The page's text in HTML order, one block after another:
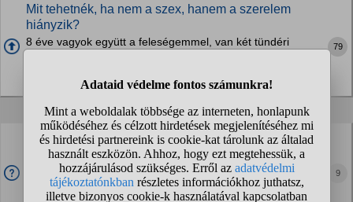
Mit tehetnék, ha nem a szex, hanem a szerelem
hiányzik?
8 éve vagyok együtt a feleségemmel, van két tündéri
érzem, hogy szerelmes lenne belém. És valószínűleg...
79
Ti hogy viszonyulnátok ahhoz, ha a férjeteknek
állandóan hagyma illetve foghagyma szaga lenne?
Tudom egészséges. Férjem tömi magába.A hosszú
házasságunk alatt 2-szer említettem meg neki. Nem fogad
el semilyen kritikát./Ezt rosszul teszi, sokkal vonzóbb
9